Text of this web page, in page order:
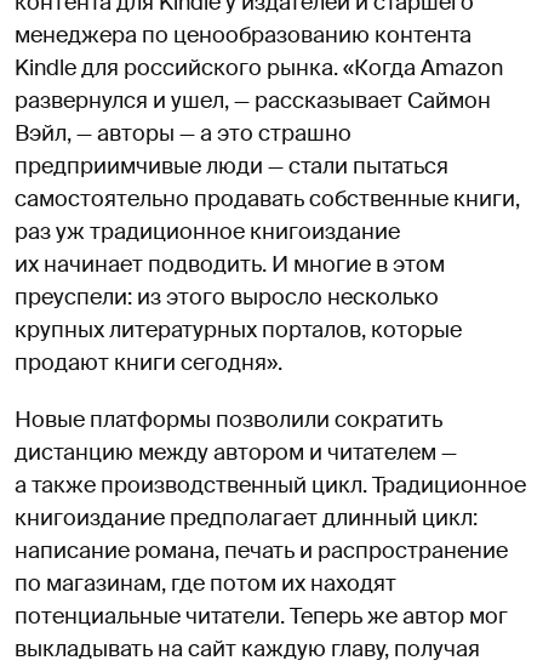
менеджера по ценообразованию контента
Kindle для российского рынка. «Когда Amazon
развернулся и ушел, — рассказывает Саймон
Вэйл, — авторы — а это страшно
предприимчивые люди — стали пытаться
самостоятельно продавать собственные книги,
раз уж традиционное книгоиздание
их начинает подводить. И многие в этом
преуспели: из этого выросло несколько
крупных литературных порталов, которые
продают книги сегодня».
Новые платформы позволили сократить
дистанцию между автором и читателем —
а также производственный цикл. Традиционное
книгоиздание предполагает длинный цикл:
написание романа, печать и распространение
по магазинам, где потом их находят
потенциальные читатели. Теперь же автор мог
выкладывать на сайт каждую главу, получая